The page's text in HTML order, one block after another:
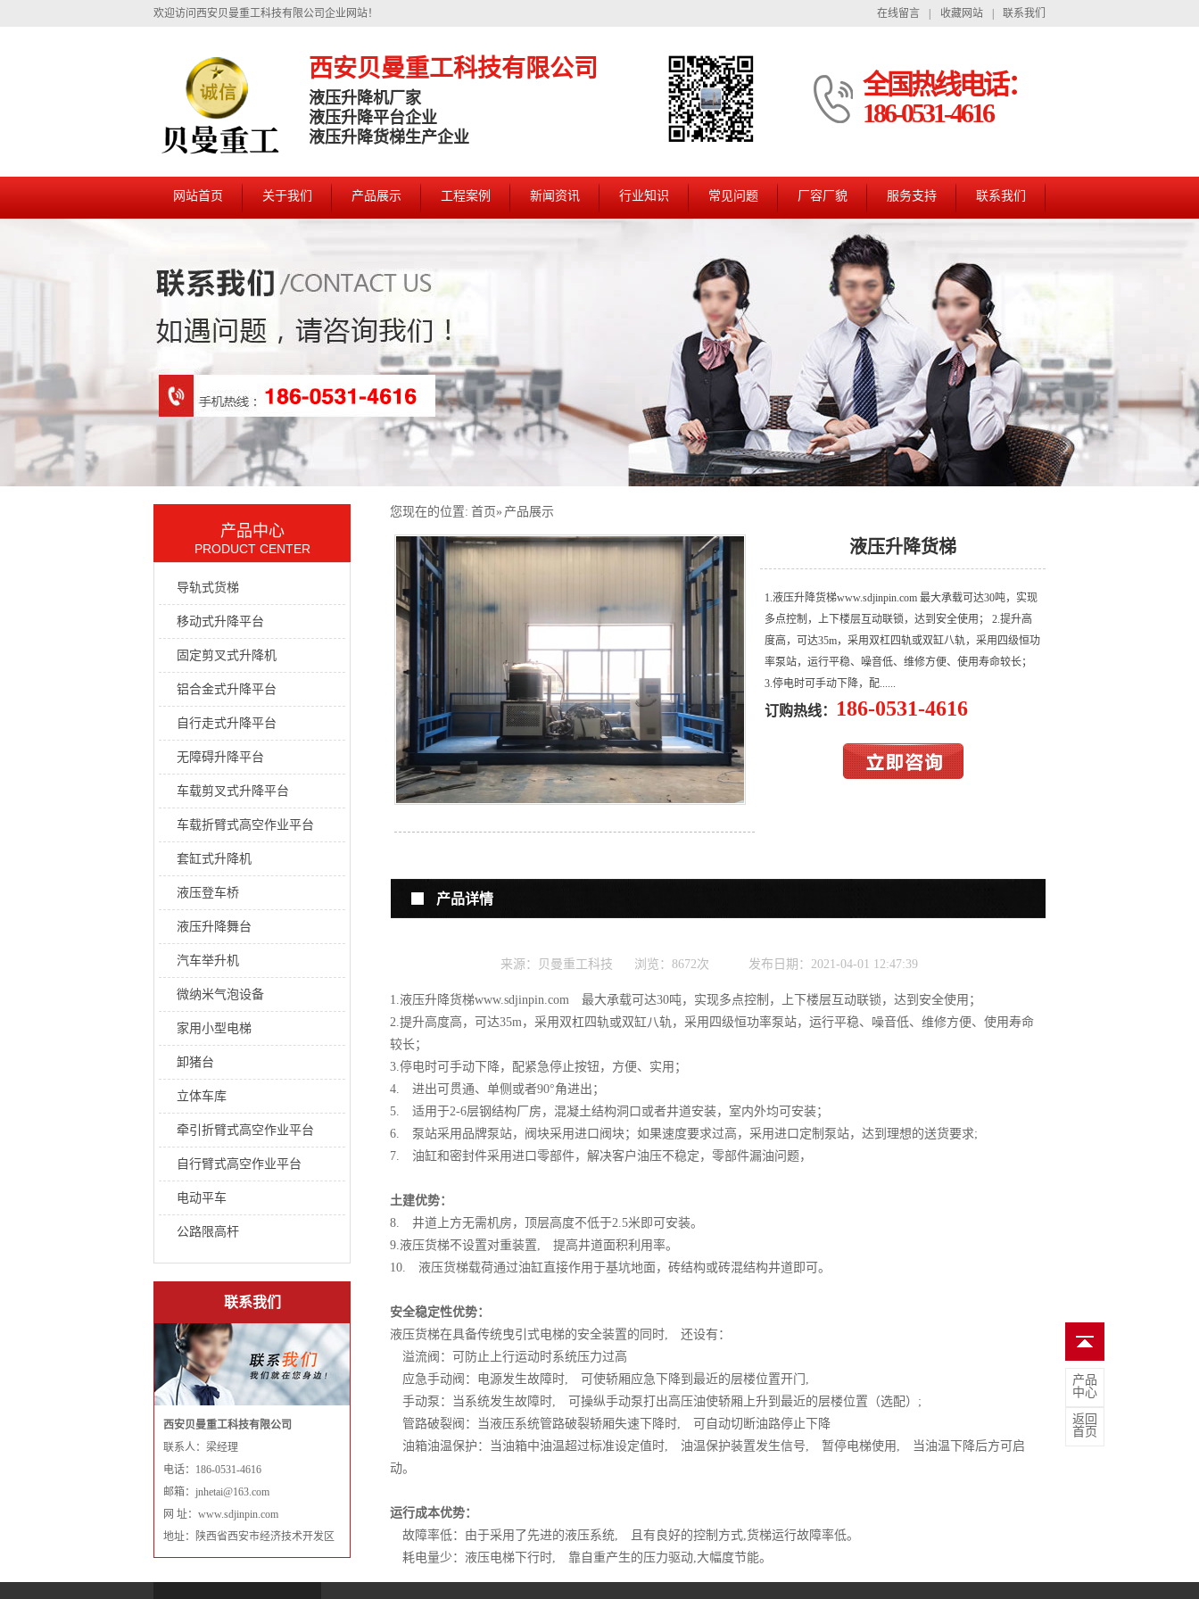
欢迎访问西安贝曼重工科技有限公司企业网站！ 在线留言 收藏网站 联系我们
西安贝曼重工科技有限公司
液压升降机厂家
液压升降平台企业
液压升降货梯生产企业
全国热线电话：
186-0531-4616
网站首页 关于我们 产品展示 工程案例 新闻资讯 行业知识 常见问题 厂容厂貌 服务支持 联系我们
您现在的位置: 首页» 产品展示
液压升降货梯
1.液压升降货梯www.sdjinpin.com 最大承载可达30吨，实现
多点控制，上下楼层互动联锁，达到安全使用； 2.提升高
度高，可达35m，采用双杠四轨或双缸八轨，采用四级恒功
率泵站，运行平稳、噪音低、维修方便、使用寿命较长；
3.停电时可手动下降，配......
订购热线： 186-0531-4616
产品详情
来源：贝曼重工科技 浏览： 8672次 发布日期：2021-04-01 12:47:39
1.液压升降货梯www.sdjinpin.com 最大承载可达30吨，实现多点控制，上下楼层互动联锁，达到安全使用；
2.提升高度高，可达35m，采用双杠四轨或双缸八轨，采用四级恒功率泵站，运行平稳、噪音低、维修方便、使用寿命
较长；
3.停电时可手动下降，配紧急停止按钮，方便、实用；
4. 进出可贯通、单侧或者90°角进出；
5. 适用于2-6层钢结构厂房，混凝土结构洞口或者井道安装，室内外均可安装；
6. 泵站采用品牌泵站，阀块采用进口阀块；如果速度要求过高，采用进口定制泵站，达到理想的送货要求;
7. 油缸和密封件采用进口零部件，解决客户油压不稳定，零部件漏油问题，
土建优势：
8. 井道上方无需机房，顶层高度不低于2.5米即可安装。
9.液压货梯不设置对重装置, 提高井道面积利用率。
10. 液压货梯载荷通过油缸直接作用于基坑地面，砖结构或砖混结构井道即可。
安全稳定性优势：
液压货梯在具备传统曳引式电梯的安全装置的同时, 还设有：
溢流阀：可防止上行运动时系统压力过高
应急手动阀：电源发生故障时, 可使轿厢应急下降到最近的层楼位置开门,
手动泵：当系统发生故障时, 可操纵手动泵打出高压油使轿厢上升到最近的层楼位置（选配）;
管路破裂阀：当液压系统管路破裂轿厢失速下降时, 可自动切断油路停止下降
油箱油温保护：当油箱中油温超过标准设定值时, 油温保护装置发生信号, 暂停电梯使用, 当油温下降后方可启
动。
运行成本优势：
故障率低：由于采用了先进的液压系统, 且有良好的控制方式,货梯运行故障率低。
耗电量少：液压电梯下行时, 靠自重产生的压力驱动,大幅度节能。
产品中心
PRODUCT CENTER
导轨式货梯
移动式升降平台
固定剪叉式升降机
铝合金式升降平台
自行走式升降平台
无障碍升降平台
车载剪叉式升降平台
车载折臂式高空作业平台
套缸式升降机
液压登车桥
液压升降舞台
汽车举升机
微纳米气泡设备
家用小型电梯
卸猪台
立体车库
牵引折臂式高空作业平台
自行臂式高空作业平台
电动平车
公路限高杆
联系我们
西安贝曼重工科技有限公司
联系人：梁经理
电话：186-0531-4616
邮箱：jnhetai@163.com
网 址：www.sdjinpin.com
地址：陕西省西安市经济技术开发区
产品
中心
返回
首页